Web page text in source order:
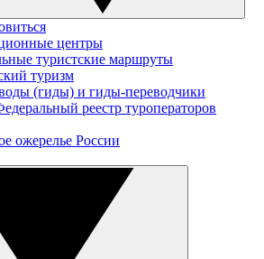
центры
туристские маршруты
туризм
(гиды) и гиды-переводчики
реестр туроператоров
ожерелье России